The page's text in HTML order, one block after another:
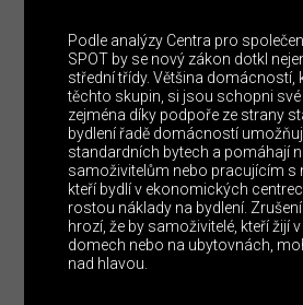
Podle analýzy Centra pro
SPOT by se nový zákon dotkl
střední třídy. Většina domácností,
těchto skupin, si jsou schopni své
zejména díky podpoře ze strany
bydlení řadě domácností
standardních bytech a pomáhají
samoživitelům nebo pracujícím s
kteří bydlí v ekonomických
rostou náklady na bydlení.
hrozí, že by samoživitelé, kteří žijí
domech nebo na ubytovnách,
nad hlavou.